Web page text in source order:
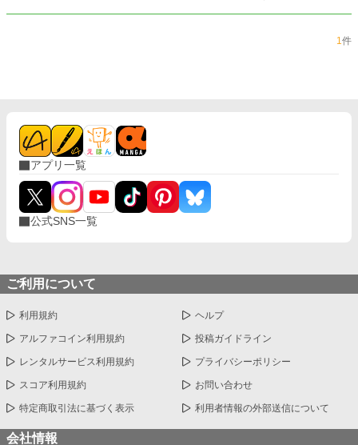
1件
アプリ一覧
公式SNS一覧
ご利用について
利用規約 ヘルプ
アルファコイン利用規約 投稿ガイドライン
レンタルサービス利用規約 プライバシーポリシー
スコア利用規約 お問い合わせ
特定商取引法に基づく表示 利用者情報の外部送信について
会社情報